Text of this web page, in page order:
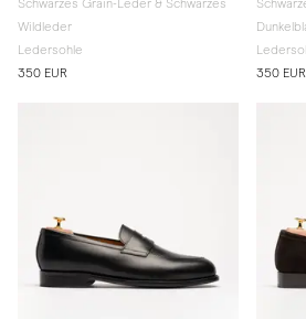
Schwarzes Grain-Leder & Schwarzes
Wildleder
Ledersohle
350 EUR
350 EUR